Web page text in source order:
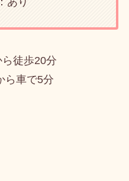
徒歩20分
ら車で5分